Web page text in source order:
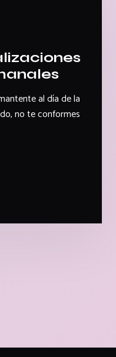
al día de la
no te conformes